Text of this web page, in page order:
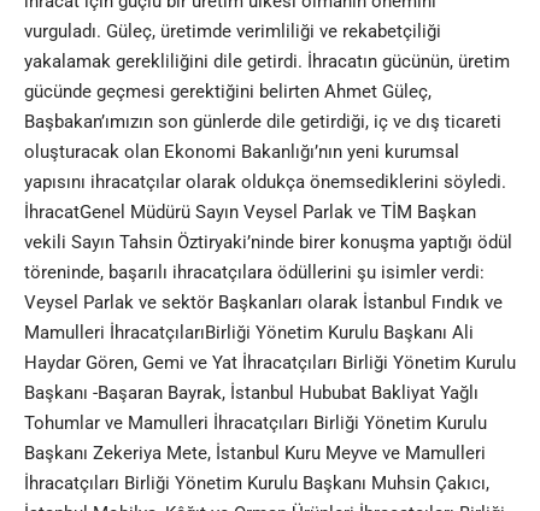
vurguladı. Güleç, üretimde verimliliği ve rekabetçiliği
yakalamak gerekliliğini dile getirdi. İhracatın gücünün, üretim
gücünde geçmesi gerektiğini belirten Ahmet Güleç,
Başbakan’ımızın son günlerde dile getirdiği, iç ve dış ticareti
oluşturacak olan Ekonomi Bakanlığı’nın yeni kurumsal
yapısını ihracatçılar olarak oldukça önemsediklerini söyledi.
İhracatGenel Müdürü Sayın Veysel Parlak ve TİM Başkan
vekili Sayın Tahsin Öztiryaki’ninde birer konuşma yaptığı ödül
töreninde, başarılı ihracatçılara ödüllerini şu isimler verdi:
Veysel Parlak ve sektör Başkanları olarak İstanbul Fındık ve
Mamulleri İhracatçılarıBirliği Yönetim Kurulu Başkanı Ali
Haydar Gören, Gemi ve Yat İhracatçıları Birliği Yönetim Kurulu
Başkanı -Başaran Bayrak, İstanbul Hububat Bakliyat Yağlı
Tohumlar ve Mamulleri İhracatçıları Birliği Yönetim Kurulu
Başkanı Zekeriya Mete, İstanbul Kuru Meyve ve Mamulleri
İhracatçıları Birliği Yönetim Kurulu Başkanı Muhsin Çakıcı,